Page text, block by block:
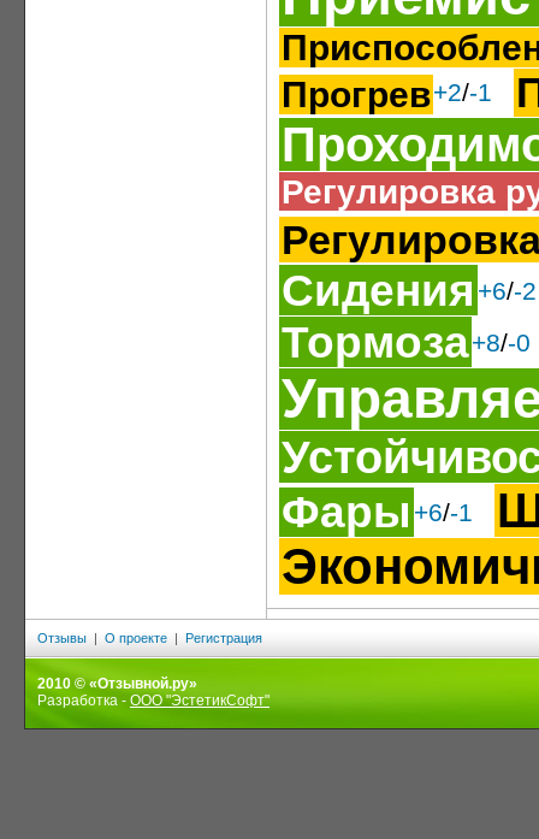
Прогрев+2/-1
Регулировка
Сидения +6/-2
Тормоза+8/-0
Фары +6/-1
Отзывы | О проекте | Регистрация
2010 © «Отзывной.ру»
Разработка - ООО "ЭстетикСофт"